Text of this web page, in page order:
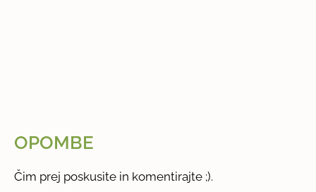
OPOMBE
Čim prej poskusite in komentirajte ;).